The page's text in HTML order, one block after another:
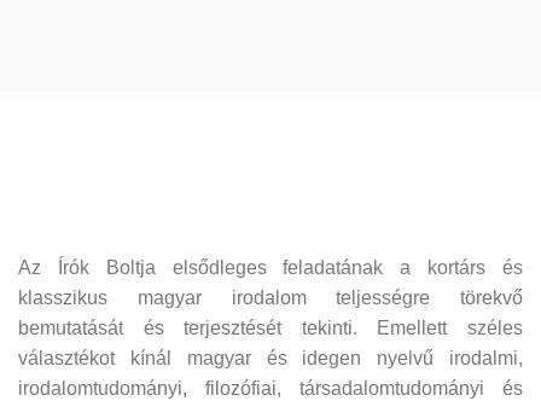
Az Írók Boltja elsődleges feladatának a kortárs és
klasszikus magyar irodalom teljességre törekvő
bemutatását és terjesztését tekinti. Emellett széles
választékot kínál magyar és idegen nyelvű irodalmi,
irodalomtudományi, filozófiai, társadalomtudományi és